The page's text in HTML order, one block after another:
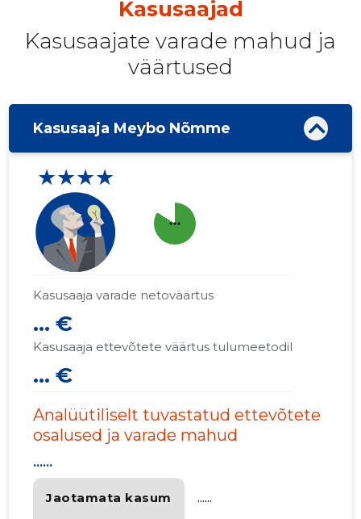
Kasusaajad
Kasusaajate varade mahud ja
väärtused
Kasusaaja Meybo Nõmme
★★★★
more_horiz
Kasusaaja varade netoväärtus
... €
Kasusaaja ettevõtete väärtus tulumeetodil
... €
Analüütiliselt tuvastatud ettevõtete
osalused ja varade mahud
Jaotamata kasum
......
......